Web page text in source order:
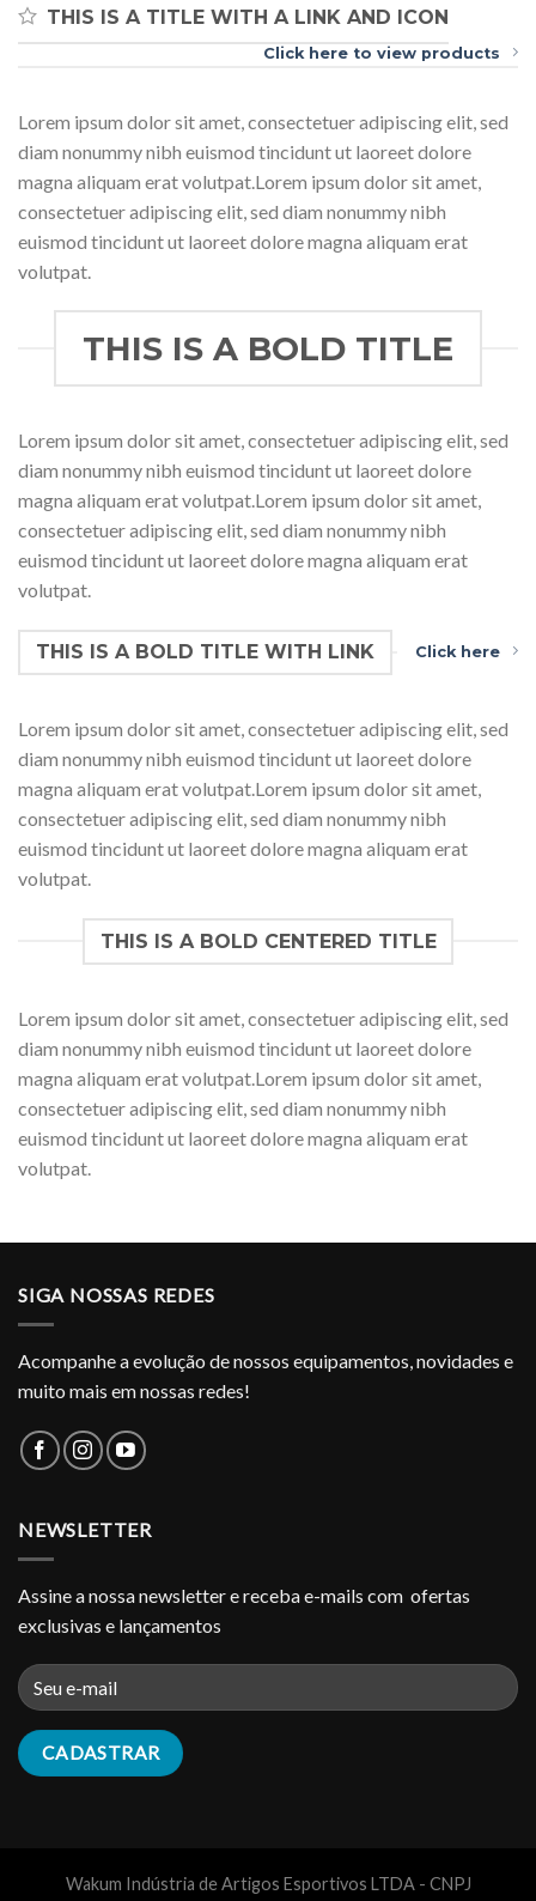
THIS IS A TITLE WITH A LINK AND ICON
Click here to view products
Lorem ipsum dolor sit amet, consectetuer adipiscing elit, sed
diam nonummy nibh euismod tincidunt ut laoreet dolore
magna aliquam erat volutpat.Lorem ipsum dolor sit amet,
consectetuer adipiscing elit, sed diam nonummy nibh
euismod tincidunt ut laoreet dolore magna aliquam erat
volutpat.
THIS IS A BOLD TITLE
Lorem ipsum dolor sit amet, consectetuer adipiscing elit, sed
diam nonummy nibh euismod tincidunt ut laoreet dolore
magna aliquam erat volutpat.Lorem ipsum dolor sit amet,
consectetuer adipiscing elit, sed diam nonummy nibh
euismod tincidunt ut laoreet dolore magna aliquam erat
volutpat.
THIS IS A BOLD TITLE WITH LINK Click here
Lorem ipsum dolor sit amet, consectetuer adipiscing elit, sed
diam nonummy nibh euismod tincidunt ut laoreet dolore
magna aliquam erat volutpat.Lorem ipsum dolor sit amet,
consectetuer adipiscing elit, sed diam nonummy nibh
euismod tincidunt ut laoreet dolore magna aliquam erat
volutpat.
THIS IS A BOLD CENTERED TITLE
Lorem ipsum dolor sit amet, consectetuer adipiscing elit, sed
diam nonummy nibh euismod tincidunt ut laoreet dolore
magna aliquam erat volutpat.Lorem ipsum dolor sit amet,
consectetuer adipiscing elit, sed diam nonummy nibh
euismod tincidunt ut laoreet dolore magna aliquam erat
volutpat.
SIGA NOSSAS REDES
Acompanhe a evolução de nossos equipamentos, novidades e
muito mais em nossas redes!
NEWSLETTER
Assine a nossa newsletter e receba e-mails com ofertas
exclusivas e lançamentos
Wakum Indústria de Artigos Esportivos LTDA - CNPJ